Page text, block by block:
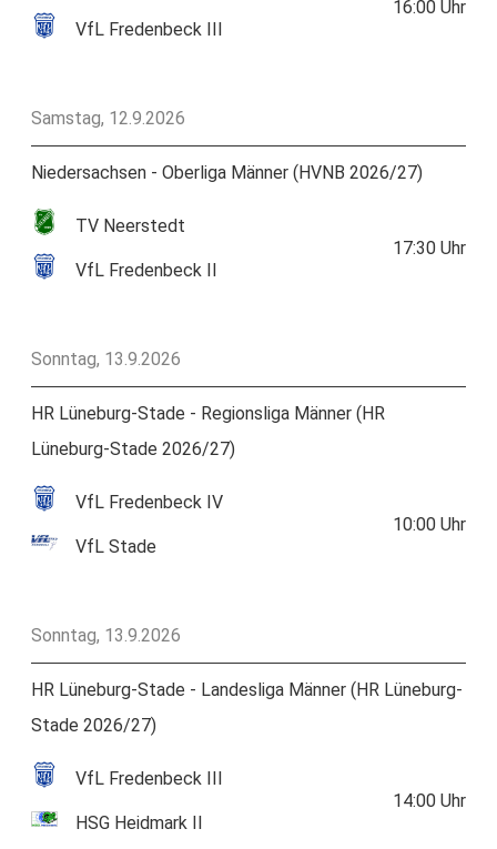
VfL Fredenbeck III
16:00 Uhr
Samstag, 12.9.2026
Niedersachsen - Oberliga Männer (HVNB 2026/27)
TV Neerstedt
VfL Fredenbeck II
17:30 Uhr
Sonntag, 13.9.2026
HR Lüneburg-Stade - Regionsliga Männer (HR
Lüneburg-Stade 2026/27)
VfL Fredenbeck IV
VfL Stade
10:00 Uhr
Sonntag, 13.9.2026
HR Lüneburg-Stade - Landesliga Männer (HR Lüneburg-
Stade 2026/27)
VfL Fredenbeck III
HSG Heidmark II
14:00 Uhr